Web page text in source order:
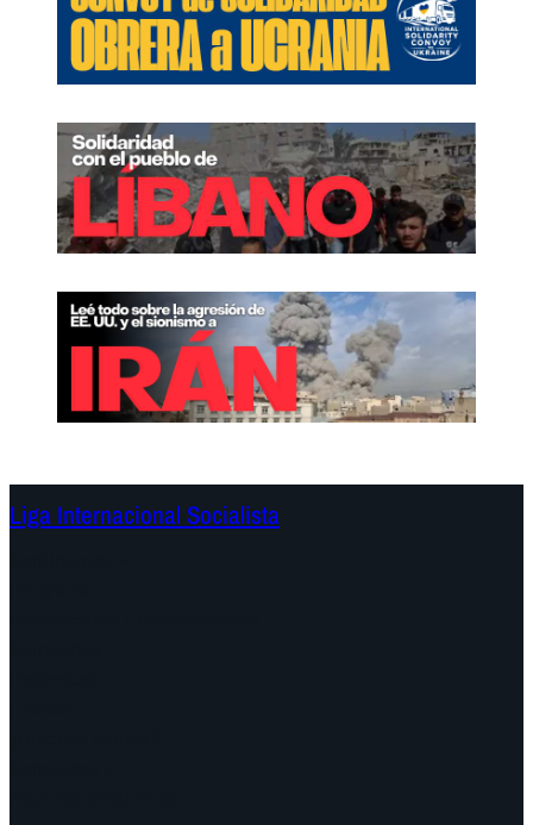
Liga Internacional Socialista